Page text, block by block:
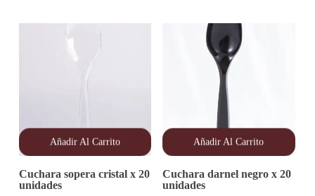
Añadir Al Carrito
Cuchara sopera cristal x 20
unidades
Añadir Al Carrito
Cuchara darnel negro x 20
unidades